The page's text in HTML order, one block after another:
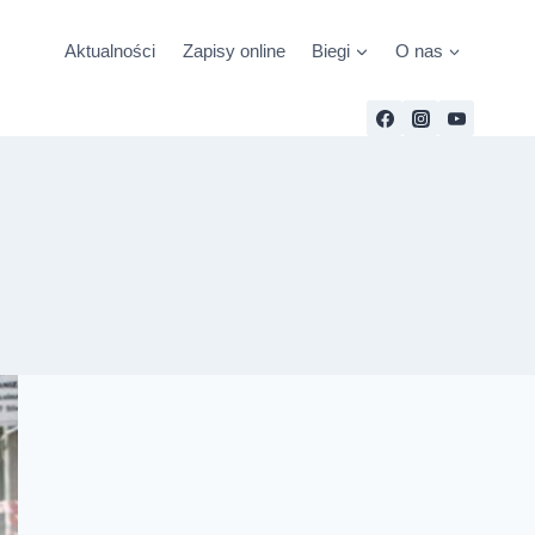
Aktualności Zapisy online Biegi O nas